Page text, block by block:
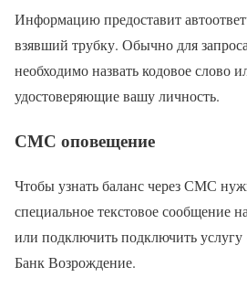
Информацию предоставит
взявший трубку. Обычно для
необходимо назвать кодовое слово
удостоверяющие вашу личность.
СМС оповещение
Чтобы узнать баланс через СМС
специальное текстовое сообщение
или подключить подключить
Банк Возрождение.